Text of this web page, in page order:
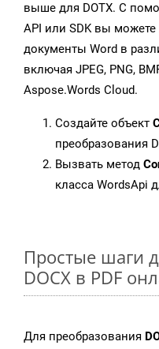
выше для DOTX. С
API или SDK вы
документы Word в
включая JPEG, PNG,
Aspose.Words Cloud.
Создайте объект
преобразования
Вызвать метод
класса WordsApi
Простые шаги
DOCX в PDF
Для преобразования